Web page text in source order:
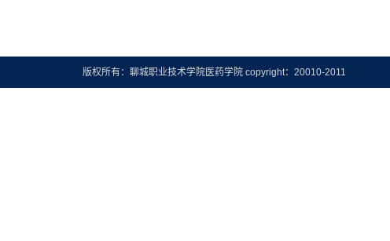
版权所有：聊城职业技术学院医药学院 copyright：20010-2011